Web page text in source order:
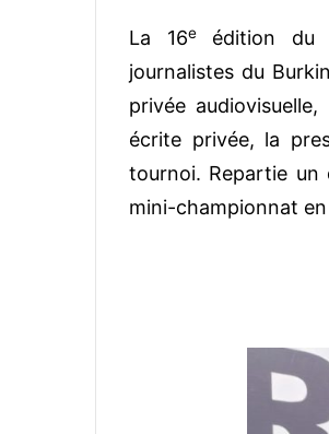
La 16eédition du
journalistes du
privée
écrite privée, la
tournoi. Repartie un
mini-championnat